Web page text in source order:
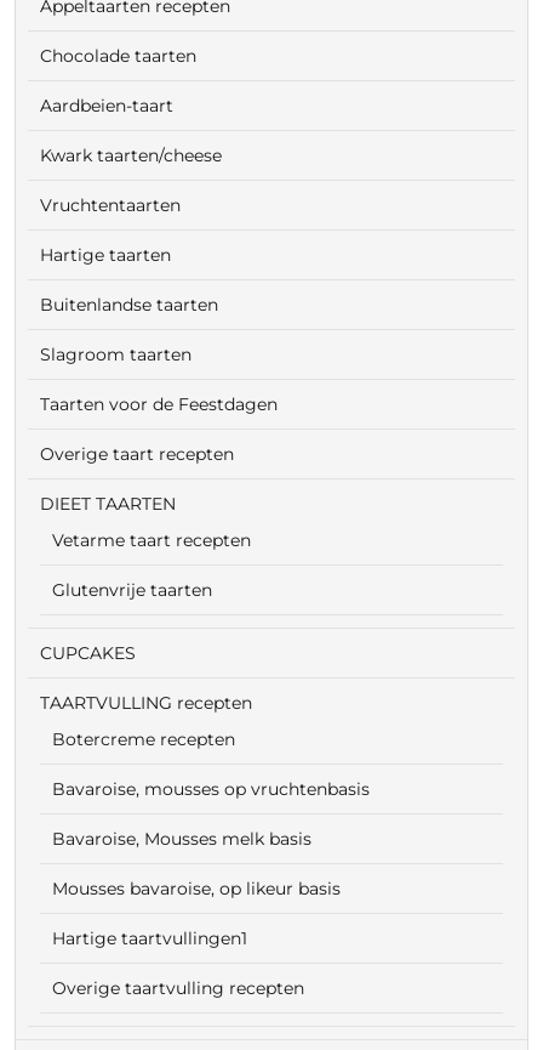
Appeltaarten recepten
Chocolade taarten
Aardbeien-taart
Kwark taarten/cheese
Vruchtentaarten
Hartige taarten
Buitenlandse taarten
Slagroom taarten
Taarten voor de Feestdagen
Overige taart recepten
DIEET TAARTEN
Vetarme taart recepten
Glutenvrije taarten
CUPCAKES
TAARTVULLING recepten
Botercreme recepten
Bavaroise, mousses op vruchtenbasis
Bavaroise, Mousses melk basis
Mousses bavaroise, op likeur basis
Hartige taartvullingen1
Overige taartvulling recepten